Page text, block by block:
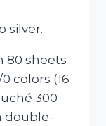
silver.
80 sheets
colors (16
300
double-